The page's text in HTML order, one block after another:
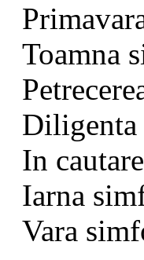
Toamna
Diligenta
In
Iarna
Vara